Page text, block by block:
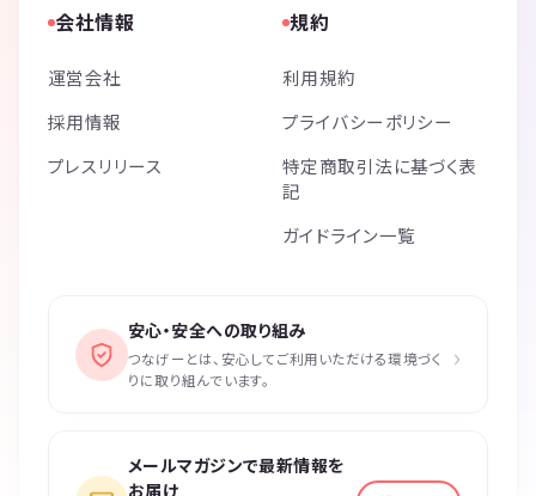
会社情報
運営会社
採用情報
プレスリリース
規約
利用規約
プライバシーポリシー
特定商取引法に基づく表
記
ガイドライン一覧
安心・安全への取り組み
つなげーとは、安心してご利用いただける環境づく
りに取り組んでいます。
›
メールマガジンで最新情報を
お届け